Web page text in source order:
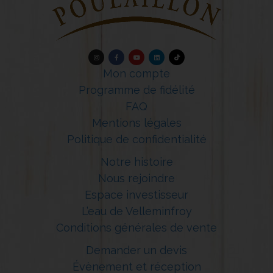
Mon compte
Programme de fidélité
FAQ
Mentions légales
Politique de confidentialité
Notre histoire
Nous rejoindre
Espace investisseur
L’eau de Velleminfroy
Conditions générales de vente
Demander un devis
Évènement et réception